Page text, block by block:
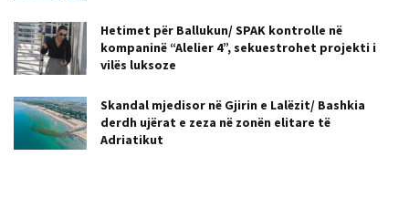
Hetimet për Ballukun/ SPAK kontrolle në
kompaninë “Alelier 4”, sekuestrohet projekti i
vilës luksoze
Skandal mjedisor në Gjirin e Lalëzit/ Bashkia
derdh ujërat e zeza në zonën elitare të
Adriatikut